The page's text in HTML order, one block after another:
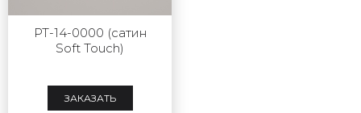
РТ-14-0000 (сатин
Soft Touch)
ЗАКАЗАТЬ